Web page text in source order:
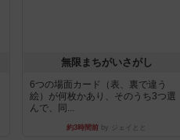
無限まちがいさがし
6つの場面カード（表、裏で違う
絵）が何枚かあり、そのうち3つ選
んで、同...
約3時間前 by ジェイとと